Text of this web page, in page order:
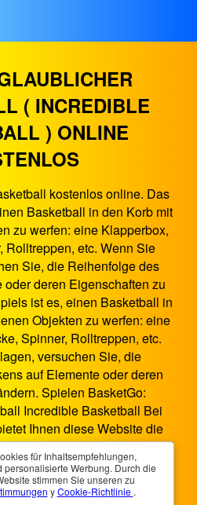
( INCREDIBLE
) ONLINE
kostenlos online. Das
Basketball in den Korb mit
zu werfen: eine Klapperbox,
Rolltreppen, etc. Wenn Sie
Sie, die Reihenfolge des
deren Eigenschaften zu
ist es, einen Basketball in
Objekten zu werfen: eine
Spinner, Rolltreppen, etc.
versuchen Sie, die
auf Elemente oder deren
Spielen BasketGo:
Incredible Basketball Bei
Ihnen diese Website die
im Browser. Unglaublicher
Spiel, das auf Smartphones,
TVs funktioniert. Sie können
überall und jederzeit spielen.
für Inhaltsempfehlungen,
personalisierte Werbung. Durch die
stimmen Sie unseren zu
yCookie-Richtlinie .